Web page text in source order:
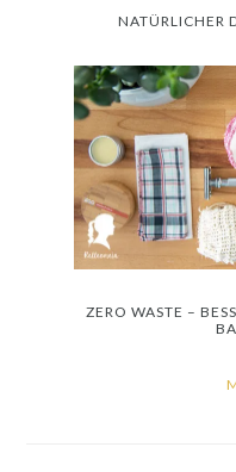
NATÜRLICHER
ZERO WASTE –